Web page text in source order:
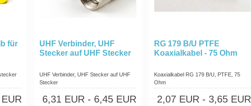
für
UHF Verbinder, UHF
Stecker auf UHF Stecker
UHF Verbinder, UHF Stecker auf UHF
Stecker
6,31 EUR - 6,45 EUR
RG 179 B/U PTFE
Koaxialkabel - 75 Ohm
Koaxialkabel RG 179 B/U, PTFE, 75
Ohm
2,07 EUR - 3,65 EUR